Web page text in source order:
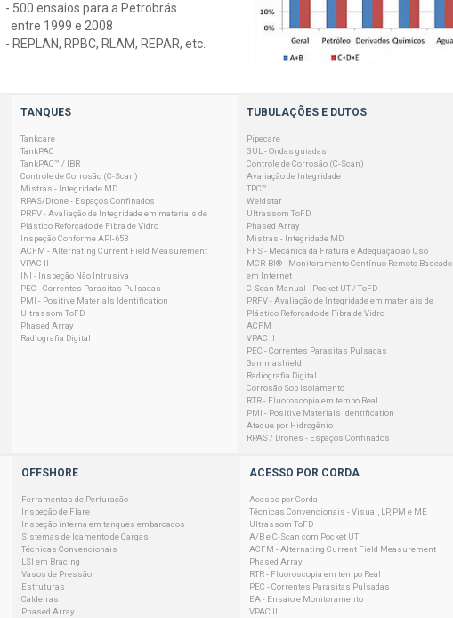
- 500 ensaios para a Petrobrás
entre 1999 e 2008
- REPLAN, RPBC, RLAM, REPAR, etc.
TANQUES
Tankcare
TankPAC
TankPAC™ / IBR
Controle de Corrosão (C-Scan)
Mistras - Integridade MD
RPAS/Drone - Espaços Confinados
PRFV - Avaliação de Integridade em materiais de
Plástico Reforçado de Fibra de Vidro
Inspeção Conforme API-653
ACFM - Alternating Current Field Measurement
VPAC II
INI - Inspeção Não Intrusiva
PEC - Correntes Parasitas Pulsadas
PMI - Positive Materials Identification
Ultrassom ToFD
Phased Array
Radiografia Digital
TUBULAÇÕES E DUTOS
Pipecare
GUL - Ondas guiadas
Controle de Corrosão (C-Scan)
Avaliação de Integridade
TPC™
Weldstar
Ultrassom ToFD
Phased Array
Mistras - Integridade MD
FFS - Mecânica da Fratura e Adequação ao Uso
MCR-BI® - Monitoramento Contínuo Remoto Baseado
em Internet
C-Scan Manual - Pocket UT / ToFD
PRFV - Avaliação de Integridade em materiais de
Plástico Reforçado de Fibra de Vidro
ACFM
VPAC II
PEC - Correntes Parasitas Pulsadas
Gammashield
Radiografia Digital
Corrosão Sob Isolamento
RTR - Fluoroscopia em tempo Real
PMI - Positive Materials Identification
Ataque por Hidrogênio
RPAS / Drones - Espaços Confinados
OFFSHORE
Ferramentas de Perfuração
Inspeção de Flare
Inspeção interna em tanques embarcados
Sistemas de Içamento de Cargas
Técnicas Convencionais
LSI em Bracing
Vasos de Pressão
Estruturas
Caldeiras
Phased Array
ACESSO POR CORDA
Acesso por Corda
Técnicas Convencionais - Visual, LP, PM e ME
Ultrassom ToFD
A/B e C-Scan com Pocket UT
ACFM - Alternating Current Field Measurement
Phased Array
RTR - Fluoroscopia em tempo Real
PEC - Correntes Parasitas Pulsadas
EA - Ensaio e Monitoramento
VPAC II